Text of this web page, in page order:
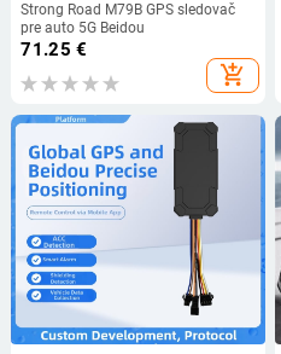
Strong Road M79B GPS sledovač
pre auto 5G Beidou
71.25 €
add_shopping_cart